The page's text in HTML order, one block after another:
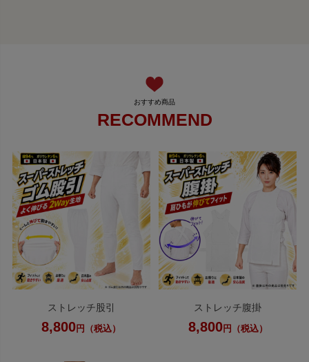
RECOMMEND
ストレッチ股引
8,800 円（税込）
ストレッチ腹掛
8,800円（税込）